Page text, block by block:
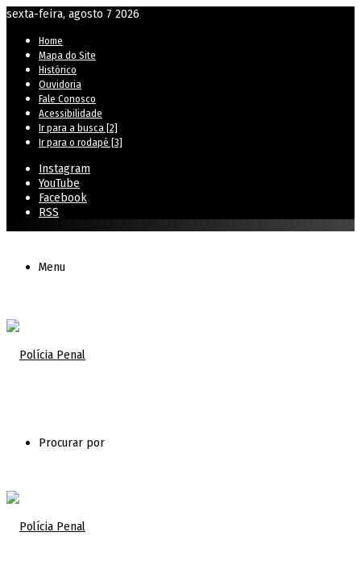
sexta-feira, agosto 7 2026
Home
Mapa do Site
Histórico
Ouvidoria
Fale Conosco
Acessibilidade
Ir para a busca [2]
Ir para o rodapé [3]
Instagram
YouTube
Facebook
RSS
Menu
Procurar por